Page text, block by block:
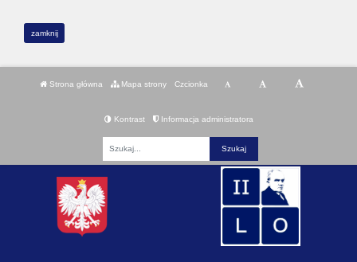
zamknij
Strona główna Mapa strony Czcionka
Kontrast Informacja administratora